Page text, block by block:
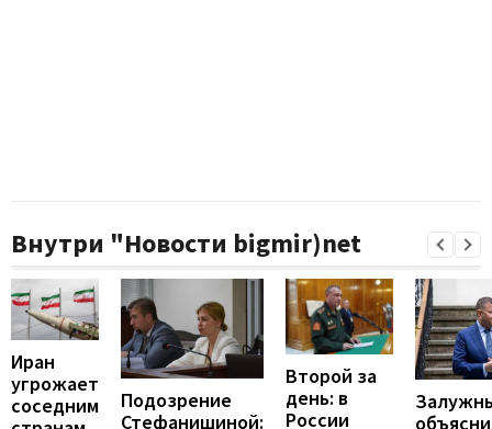
Внутри "Новости bigmir)net
Иран
угрожает
соседним
Подозрение
Стефанишиной:
Второй за
день: в
России